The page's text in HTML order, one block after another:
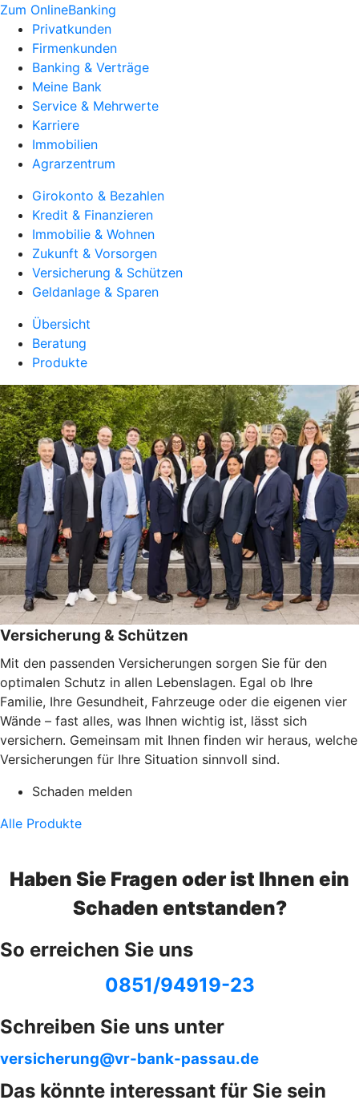
Zum OnlineBanking
Privatkunden
Firmenkunden
Banking & Verträge
Meine Bank
Service & Mehrwerte
Karriere
Immobilien
Agrarzentrum
Girokonto & Bezahlen
Kredit & Finanzieren
Immobilie & Wohnen
Zukunft & Vorsorgen
Versicherung & Schützen
Geldanlage & Sparen
Übersicht
Beratung
Produkte
Versicherung & Schützen
Mit den passenden Versicherungen sorgen Sie für den
optimalen Schutz in allen Lebenslagen. Egal ob Ihre
Familie, Ihre Gesundheit, Fahrzeuge oder die eigenen vier
Wände – fast alles, was Ihnen wichtig ist, lässt sich
versichern. Gemeinsam mit Ihnen finden wir heraus, welche
Versicherungen für Ihre Situation sinnvoll sind.
Schaden melden
Alle Produkte
Haben Sie Fragen oder ist Ihnen ein
Schaden entstanden?
So erreichen Sie uns
0851/94919-23
Schreiben Sie uns unter
versicherung@vr-bank-passau.de
Das könnte interessant für Sie sein